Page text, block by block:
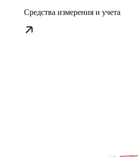
Средства измерения и учета